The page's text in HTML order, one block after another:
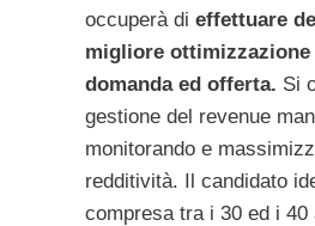
occuperà di effettuare
migliore
domanda ed offerta. Si
gestione del revenue
monitorando e
redditività. Il candidato
compresa tra i 30 ed i 40